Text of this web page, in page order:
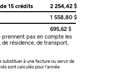
15 crédits
2 254,42 $
1 558,80 $
695,62 $
prennent pas en compte les
de résidence, de transport,
substituer à une facture ou servir de
sont calculés pour l’année